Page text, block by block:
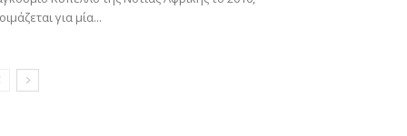
για μία...